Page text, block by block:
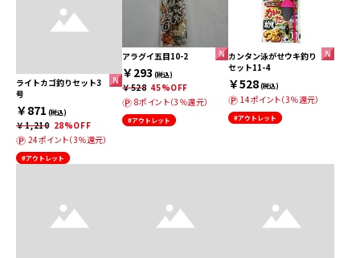
ライトカゴ釣りセット3
号
￥871 (税込)
￥1,210 28%OFF
24ポイント（3％還元）
#アウトレット
アラグイ五目10-2
￥293 (税込)
￥528 45%OFF
8ポイント（3％還元）
#アウトレット
カンタン泳がせウキ釣り
セット11-4
￥528(税込)
14ポイント（3％還元）
#アウトレット